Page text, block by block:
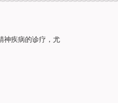
神疾病的诊疗，尤